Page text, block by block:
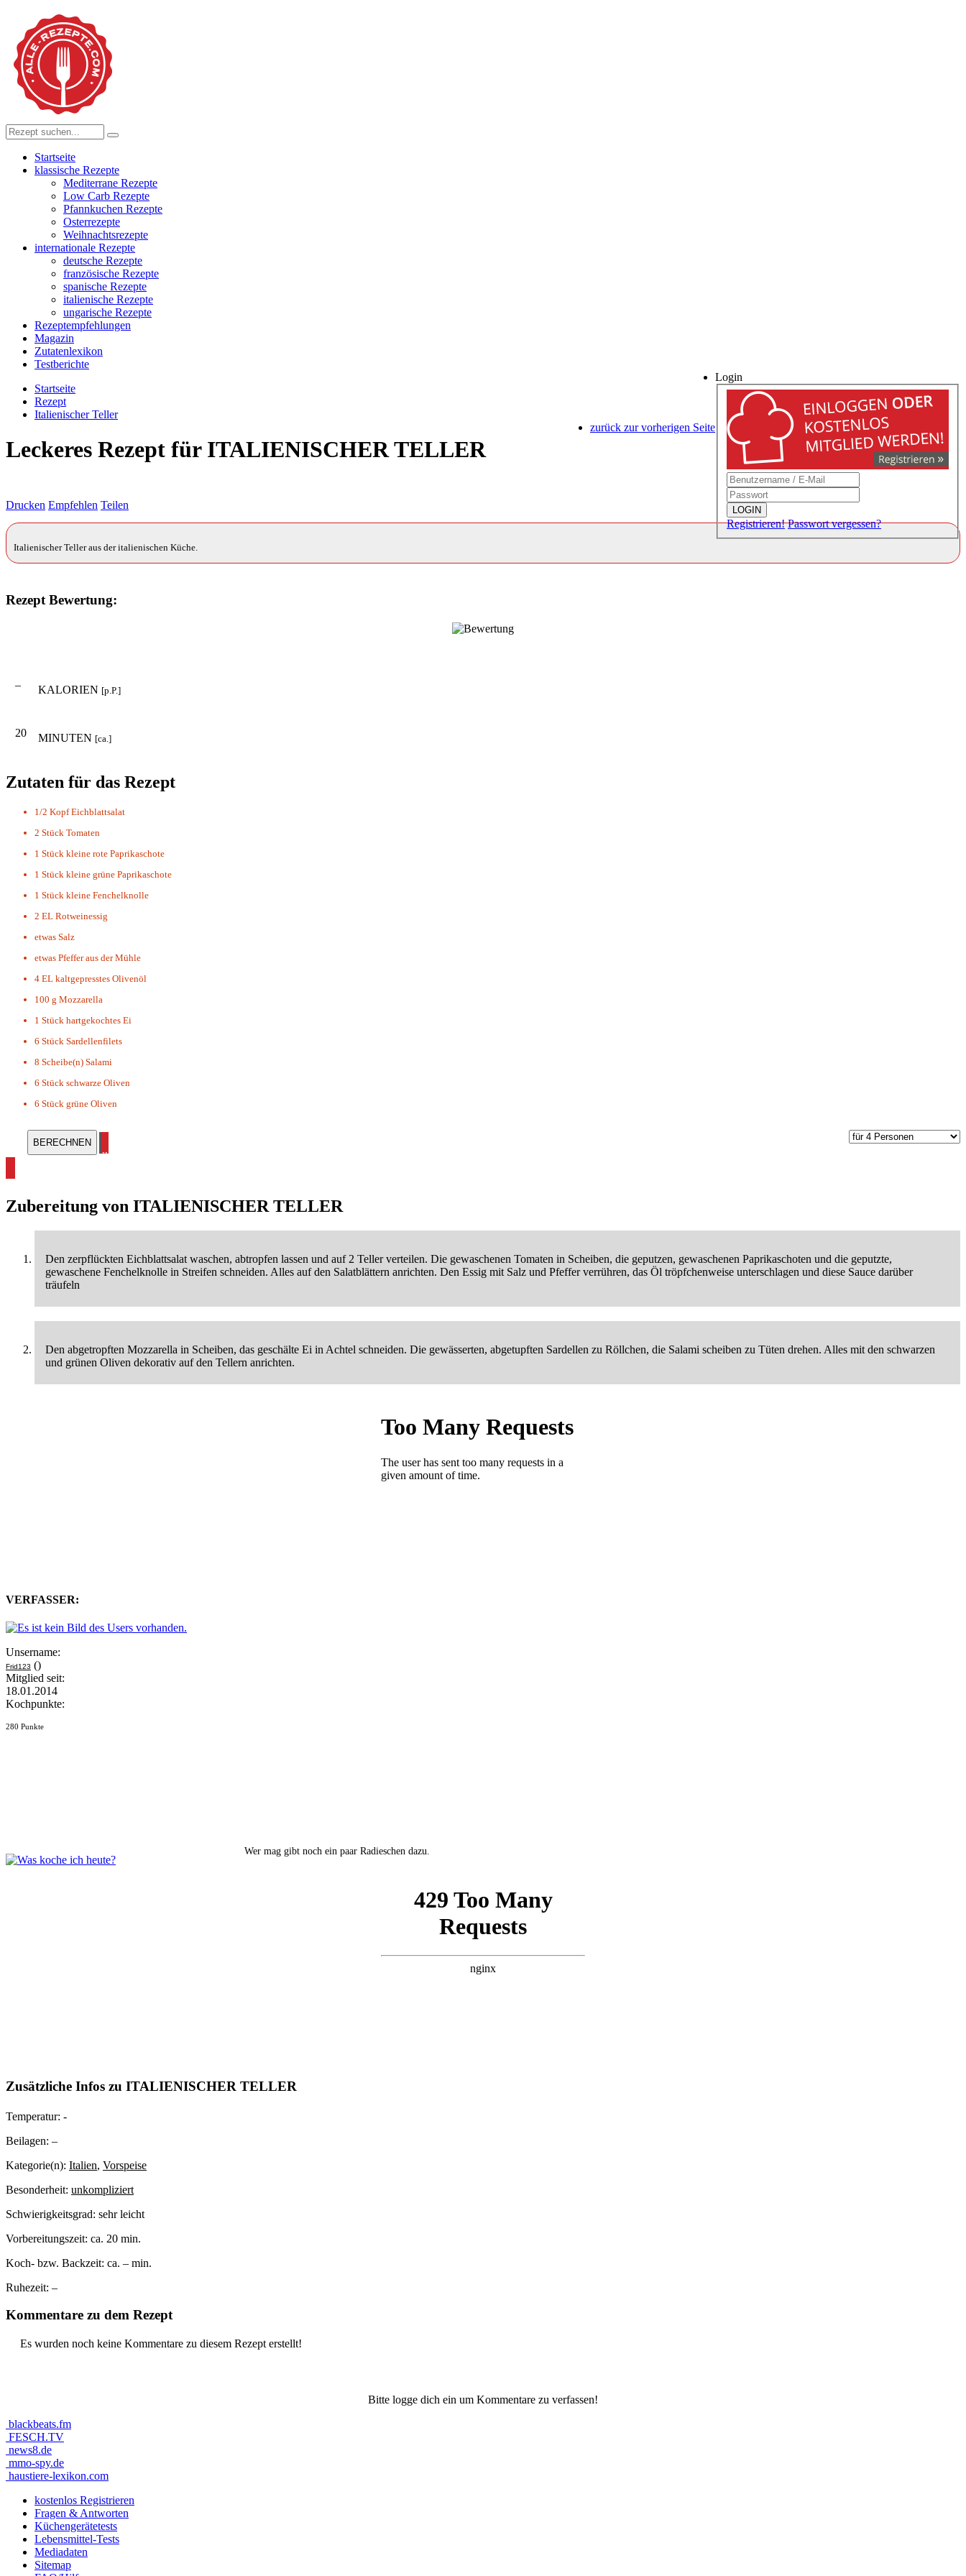
Startseite
klassische Rezepte
Mediterrane Rezepte
Low Carb Rezepte
Pfannkuchen Rezepte
Osterrezepte
Weihnachtsrezepte
internationale Rezepte
deutsche Rezepte
französische Rezepte
spanische Rezepte
italienische Rezepte
ungarische Rezepte
Rezeptempfehlungen
Magazin
Zutatenlexikon
Testberichte
Login
LOGIN
Registrieren! Passwort vergessen?
Startseite
Rezept
Italienischer Teller
zurück zur vorherigen Seite
Leckeres Rezept für ITALIENISCHER TELLER
Drucken Empfehlen Teilen
Italienischer Teller aus der italienischen Küche.
Rezept Bewertung:
– KALORIEN [p.P.]
20 MINUTEN [ca.]
Zutaten für das Rezept
1/2 Kopf Eichblattsalat
2 Stück Tomaten
1 Stück kleine rote Paprikaschote
1 Stück kleine grüne Paprikaschote
1 Stück kleine Fenchelknolle
2 EL Rotweinessig
etwas Salz
etwas Pfeffer aus der Mühle
4 EL kaltgepresstes Olivenöl
100 g Mozzarella
1 Stück hartgekochtes Ei
6 Stück Sardellenfilets
8 Scheibe(n) Salami
6 Stück schwarze Oliven
6 Stück grüne Oliven
alle Mediterane Rezepte ansehen
Zubereitung von ITALIENISCHER TELLER
Den zerpflückten Eichblattsalat waschen, abtropfen lassen und auf 2 Teller verteilen. Die gewaschenen Tomaten in Scheiben, die geputzen, gewaschenen Paprikaschoten und die geputzte,
gewaschene Fenchelknolle in Streifen schneiden. Alles auf den Salatblättern anrichten. Den Essig mit Salz und Pfeffer verrühren, das Öl tröpfchenweise unterschlagen und diese Sauce darüber
träufeln
Den abgetropften Mozzarella in Scheiben, das geschälte Ei in Achtel schneiden. Die gewässerten, abgetupften Sardellen zu Röllchen, die Salami scheiben zu Tüten drehen. Alles mit den schwarzen
und grünen Oliven dekorativ auf den Tellern anrichten.
VERFASSER:
Unsername:
Frid123 ()
Mitglied seit:
18.01.2014
Kochpunkte:
280 Punkte
Wer mag gibt noch ein paar Radieschen dazu.
Zusätzliche Infos zu ITALIENISCHER TELLER
Temperatur: -
Beilagen: –
Kategorie(n): Italien, Vorspeise
Besonderheit: unkompliziert
Schwierigkeitsgrad: sehr leicht
Vorbereitungszeit: ca. 20 min.
Koch- bzw. Backzeit: ca. – min.
Ruhezeit: –
Kommentare zu dem Rezept
Es wurden noch keine Kommentare zu diesem Rezept erstellt!
Bitte logge dich ein um Kommentare zu verfassen!
blackbeats.fm
FESCH.TV
news8.de
mmo-spy.de
haustiere-lexikon.com
kostenlos Registrieren
Fragen & Antworten
Küchengerätetests
Lebensmittel-Tests
Mediadaten
Sitemap